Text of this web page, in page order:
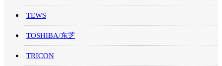
TEWS
TOSHIBA/东芝
TRICON